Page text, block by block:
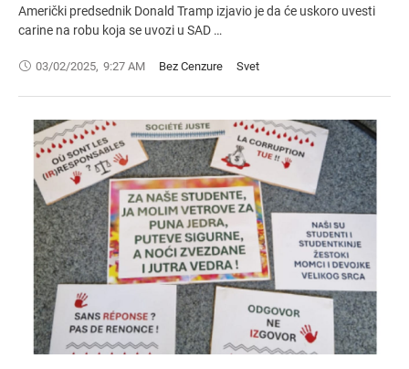
Američki predsednik Donald Tramp izjavio je da će uskoro uvesti
carine na robu koja se uvozi u SAD …
03/02/2025, 9:27 AM Bez Cenzure Svet